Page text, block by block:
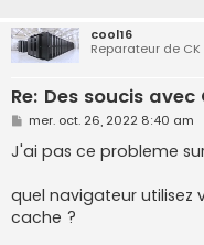
cool16
Reparateur de CK
Re: Des soucis
M
s
s
g
e
mer. oct. 26, 2022 8:40 am
J'ai pas ce probleme sur
quel navigateur utilisez
cache ?